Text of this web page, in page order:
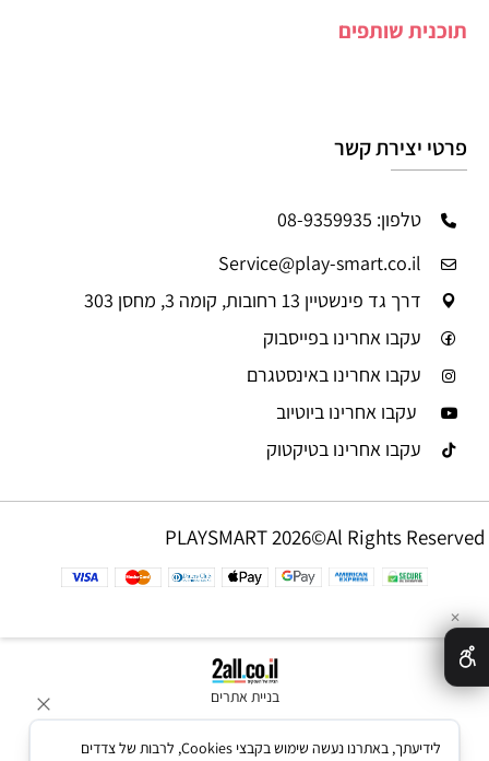
תוכנית שותפים
פרטי יצירת קשר
טלפון: 08-9359935
Service@play-smart.co.il
דרך גד פינשטיין 13 רחובות, קומה 3, מחסן 303
עקבו אחרינו בפייסבוק
עקבו אחרינו באינסטגרם
עקבו אחרינו ביוטיוב
עקבו אחרינו בטיקטוק
PLAYSMART 2026©Al Rights Reserved
בניית אתרים
✕
לידיעתך, באתרנו נעשה שימוש בקבצי Cookies, לרבות של צדדים